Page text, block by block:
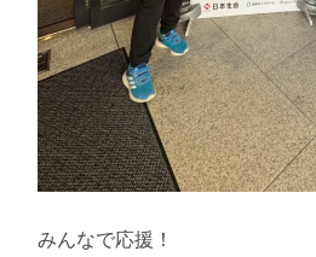
みんなで応援！